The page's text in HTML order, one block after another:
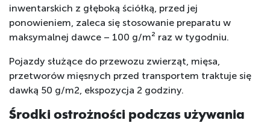
inwentarskich z głęboką ściółką, przed jej
ponowieniem, zaleca się stosowanie preparatu w
maksymalnej dawce – 100 g/m² raz w tygodniu.
Pojazdy służące do przewozu zwierząt, mięsa,
przetworów mięsnych przed transportem traktuje się
dawką 50 g/m2, ekspozycja 2 godziny.
Środki ostrożności podczas używania